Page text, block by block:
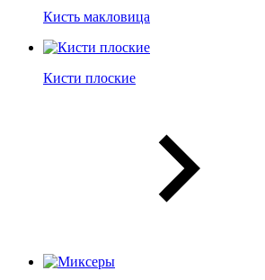
Кисть макловица
Кисти плоские